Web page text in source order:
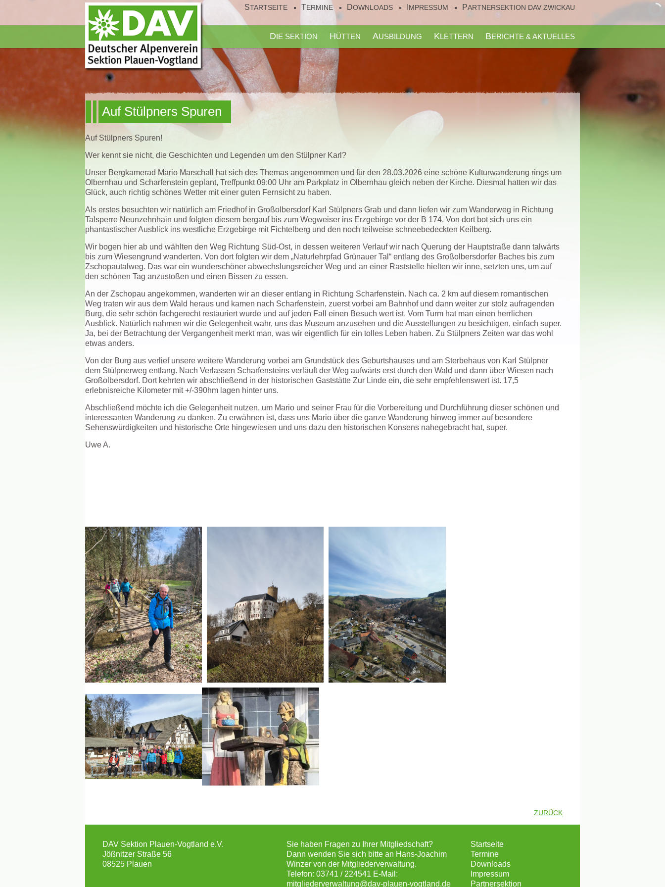
STARTSEITE TERMINE DOWNLOADS IMPRESSUM PARTNERSEKTION DAV ZWICKAU
DIE SEKTION HÜTTEN AUSBILDUNG KLETTERN BERICHTE & AKTUELLES
Auf Stülpners Spuren
Auf Stülpners Spuren!
Wer kennt sie nicht, die Geschichten und Legenden um den Stülpner Karl?
Unser Bergkamerad Mario Marschall hat sich des Themas angenommen und für den 28.03.2026 eine schöne Kulturwanderung rings um
Olbernhau und Scharfenstein geplant, Treffpunkt 09:00 Uhr am Parkplatz in Olbernhau gleich neben der Kirche. Diesmal hatten wir das
Glück, auch richtig schönes Wetter mit einer guten Fernsicht zu haben.
Als erstes besuchten wir natürlich am Friedhof in Großolbersdorf Karl Stülpners Grab und dann liefen wir zum Wanderweg in Richtung
Talsperre Neunzehnhain und folgten diesem bergauf bis zum Wegweiser ins Erzgebirge vor der B 174. Von dort bot sich uns ein
phantastischer Ausblick ins westliche Erzgebirge mit Fichtelberg und den noch teilweise schneebedeckten Keilberg.
Wir bogen hier ab und wählten den Weg Richtung Süd-Ost, in dessen weiteren Verlauf wir nach Querung der Hauptstraße dann talwärts
bis zum Wiesengrund wanderten. Von dort folgten wir dem „Naturlehrpfad Grünauer Tal“ entlang des Großolbersdorfer Baches bis zum
Zschopautalweg. Das war ein wunderschöner abwechslungsreicher Weg und an einer Raststelle hielten wir inne, setzten uns, um auf
den schönen Tag anzustoßen und einen Bissen zu essen.
An der Zschopau angekommen, wanderten wir an dieser entlang in Richtung Scharfenstein. Nach ca. 2 km auf diesem romantischen
Weg traten wir aus dem Wald heraus und kamen nach Scharfenstein, zuerst vorbei am Bahnhof und dann weiter zur stolz aufragenden
Burg, die sehr schön fachgerecht restauriert wurde und auf jeden Fall einen Besuch wert ist. Vom Turm hat man einen herrlichen
Ausblick. Natürlich nahmen wir die Gelegenheit wahr, uns das Museum anzusehen und die Ausstellungen zu besichtigen, einfach super.
Ja, bei der Betrachtung der Vergangenheit merkt man, was wir eigentlich für ein tolles Leben haben. Zu Stülpners Zeiten war das wohl
etwas anders.
Von der Burg aus verlief unsere weitere Wanderung vorbei am Grundstück des Geburtshauses und am Sterbehaus von Karl Stülpner
dem Stülpnerweg entlang. Nach Verlassen Scharfensteins verläuft der Weg aufwärts erst durch den Wald und dann über Wiesen nach
Großolbersdorf. Dort kehrten wir abschließend in der historischen Gaststätte Zur Linde ein, die sehr empfehlenswert ist. 17,5
erlebnisreiche Kilometer mit +/-390hm lagen hinter uns.
Abschließend möchte ich die Gelegenheit nutzen, um Mario und seiner Frau für die Vorbereitung und Durchführung dieser schönen und
interessanten Wanderung zu danken. Zu erwähnen ist, dass uns Mario über die ganze Wanderung hinweg immer auf besondere
Sehenswürdigkeiten und historische Orte hingewiesen und uns dazu den historischen Konsens nahegebracht hat, super.
Uwe A.
ZURÜCK
DAV Sektion Plauen-Vogtland e.V.
Jößnitzer Straße 56
08525 Plauen
Sie haben Fragen zu Ihrer Mitgliedschaft?
Dann wenden Sie sich bitte an Hans-Joachim
Winzer von der Mitgliederverwaltung.
Telefon: 03741 / 224541 E-Mail:
mitgliederverwaltung@dav-plauen-vogtland.de
Startseite
Termine
Downloads
Impressum
Partnersektion